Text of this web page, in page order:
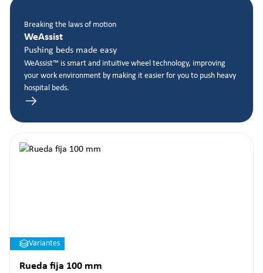
Breaking the laws of motion
WeAssist
Pushing beds made easy
WeAssist™ is smart and intuitive wheel technology, improving
your work environment by making it easier for you to push heavy
hospital beds.
Variantes
Rueda fija 100 mm